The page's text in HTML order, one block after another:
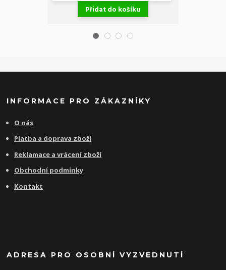
Přidat do košíku
INFORMACE PRO ZÁKAZNÍKY
O nás
Platba a doprava zboží
Reklamace a vrácení zboží
Obchodní podmínky
Kontakt
ADRESA PRO OSOBNÍ VYZVEDNUTÍ